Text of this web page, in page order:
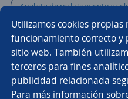
Analista de reclutamiento y
Teleoperador/a Call
Asesor seguridad
Asesor/a de cobranzas
Buscar es
Utilizamos cookies propias
funcionamiento correcto y
sitio web. También
terceros para fines
publicidad relacionada
Para más información